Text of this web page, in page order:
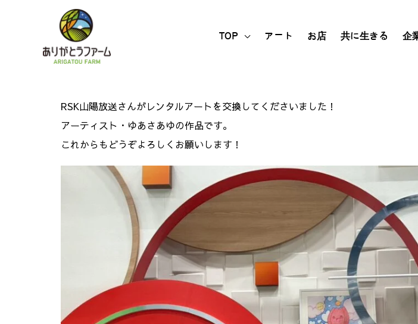
TOP アート お店 共に生きる 企
RSK山陽放送さんがレンタルアートを交換してくださいました！
アーティスト・ゆあさあゆの作品です。
これからもどうぞよろしくお願いします！